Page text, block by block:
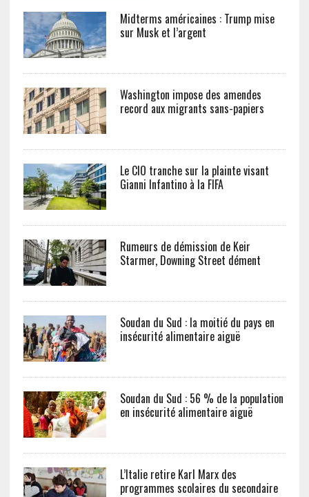
Midterms américaines : Trump mise
sur Musk et l’argent
Washington impose des amendes
record aux migrants sans-papiers
Le CIO tranche sur la plainte visant
Gianni Infantino à la FIFA
Rumeurs de démission de Keir
Starmer, Downing Street dément
Soudan du Sud : la moitié du pays en
insécurité alimentaire aiguë
Soudan du Sud : 56 % de la population
en insécurité alimentaire aiguë
L’Italie retire Karl Marx des
programmes scolaires du secondaire